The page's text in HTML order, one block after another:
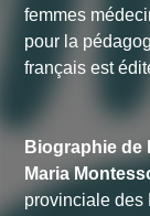
femmes
pour la
français est
Biographie de
Maria
provinciale des